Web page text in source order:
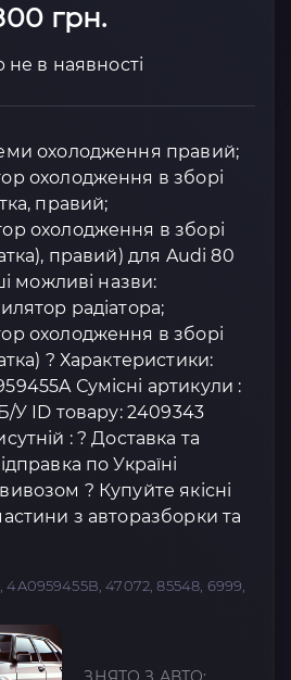
грн.
не в наявності
охолодження правий;
охолодження в зборі
правий;
охолодження в зборі
правий) для Audi 80
можливі назви:
радіатора;
охолодження в зборі
? Характеристики:
Сумісні артикули :
У ID товару: 2409343
: ? Доставка та
по Україні
? Купуйте якісні
з авторазборки та
4A0959455B, 47072, 85548, 6999,